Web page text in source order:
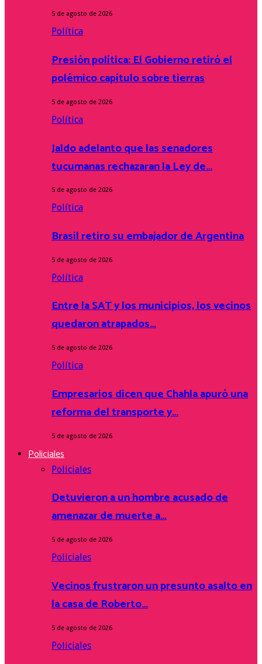
5 de agosto de 2026
Política
Presión política: El Gobierno retiró el
polémico capítulo sobre tierras
5 de agosto de 2026
Política
Jaldo adelanto que las senadores
tucumanas rechazaran la Ley de…
5 de agosto de 2026
Política
Brasil retiro su embajador de Argentina
5 de agosto de 2026
Política
Entre la SAT y los municipios, los vecinos
quedaron atrapados…
5 de agosto de 2026
Política
Empresarios dicen que Chahla apuró una
reforma del transporte y…
5 de agosto de 2026
Policiales
Policiales
Detuvieron a un hombre acusado de
amenazar de muerte a…
5 de agosto de 2026
Policiales
Vecinos frustraron un presunto asalto en
la casa de Roberto…
5 de agosto de 2026
Policiales